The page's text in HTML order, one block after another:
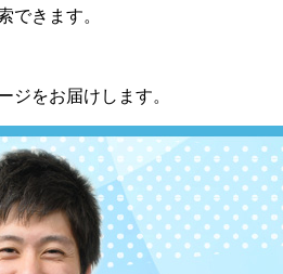
できます。
ジをお届けします。